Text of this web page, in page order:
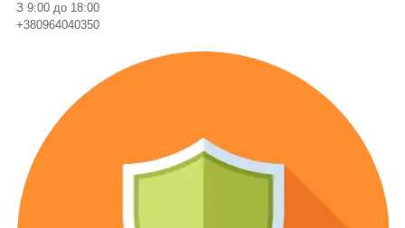
З 9:00 до 18:00
+380964040350